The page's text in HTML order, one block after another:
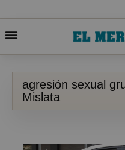
agresión sexual
Mislata